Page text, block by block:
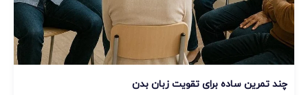
چند تمرین ساده برای تقویت زبان بدن